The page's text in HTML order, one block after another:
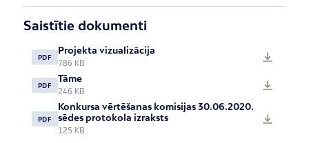
Saistītie dokumenti
PDF
Projekta vizualizācija
786 KB
PDF
Tāme
246 KB
PDF
Konkursa vērtēšanas komisijas 30.06.2020.
sēdes protokola izraksts
125 KB